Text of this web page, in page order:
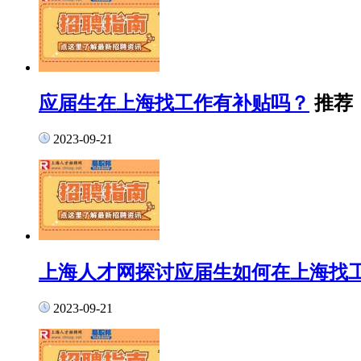
应届生在上海找工作有补贴吗？ 推荐
2023-09-21
上海人才网探讨应届生如何在上海找
2023-09-21